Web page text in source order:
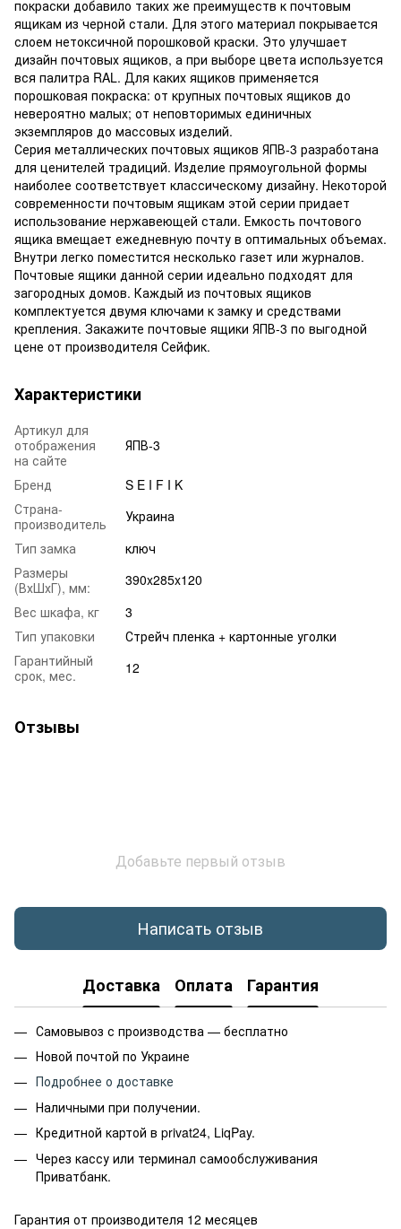
покраски добавило таких же преимуществ к почтовым
ящикам из черной стали. Для этого материал покрывается
слоем нетоксичной порошковой краски. Это улучшает
дизайн почтовых ящиков, а при выборе цвета используется
вся палитра RAL. Для каких ящиков применяется
порошковая покраска: от крупных почтовых ящиков до
невероятно малых; от неповторимых единичных
экземпляров до массовых изделий.
Серия металлических почтовых ящиков ЯПВ-3 разработана
для ценителей традиций. Изделие прямоугольной формы
наиболее соответствует классическому дизайну. Некоторой
современности почтовым ящикам этой серии придает
использование нержавеющей стали. Емкость почтового
ящика вмещает ежедневную почту в оптимальных объемах.
Внутри легко поместится несколько газет или журналов.
Почтовые ящики данной серии идеально подходят для
загородных домов. Каждый из почтовых ящиков
комплектуется двумя ключами к замку и средствами
крепления. Закажите почтовые ящики ЯПВ-3 по выгодной
цене от производителя Сейфик.
Характеристики
Артикул для
отображения
на сайте
ЯПВ-3
Бренд
S E I F I K
Страна-
производитель
Украина
Тип замка
ключ
Размеры
(ВхШхГ), мм:
390x285x120
Вес шкафа, кг
3
Тип упаковки
Стрейч пленка + картонные уголки
Гарантийный
срок, мес.
12
Отзывы
Добавьте первый отзыв
Написать отзыв
Доставка Оплата Гарантия
Самовывоз с производства — бесплатно
Новой почтой по Украине
Подробнее о доставке
Наличными при получении.
Кредитной картой в privat24, LiqPay.
Через кассу или терминал самообслуживания
Приватбанк.
Гарантия от производителя 12 месяцев